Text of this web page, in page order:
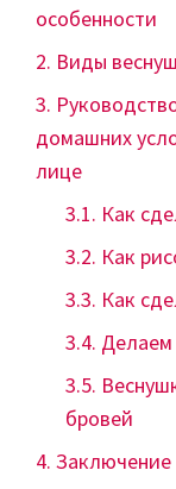
особенности
Виды
домашних
лице
Как
Как
Как
Делаем
бровей
Заключение